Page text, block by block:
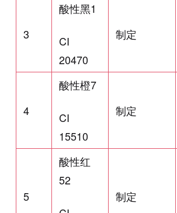
3
酸性黑1
CI
20470
制定
4
酸性橙7
CI
15510
制定
5
酸性红
52
制定